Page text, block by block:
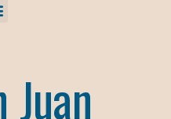
Juan